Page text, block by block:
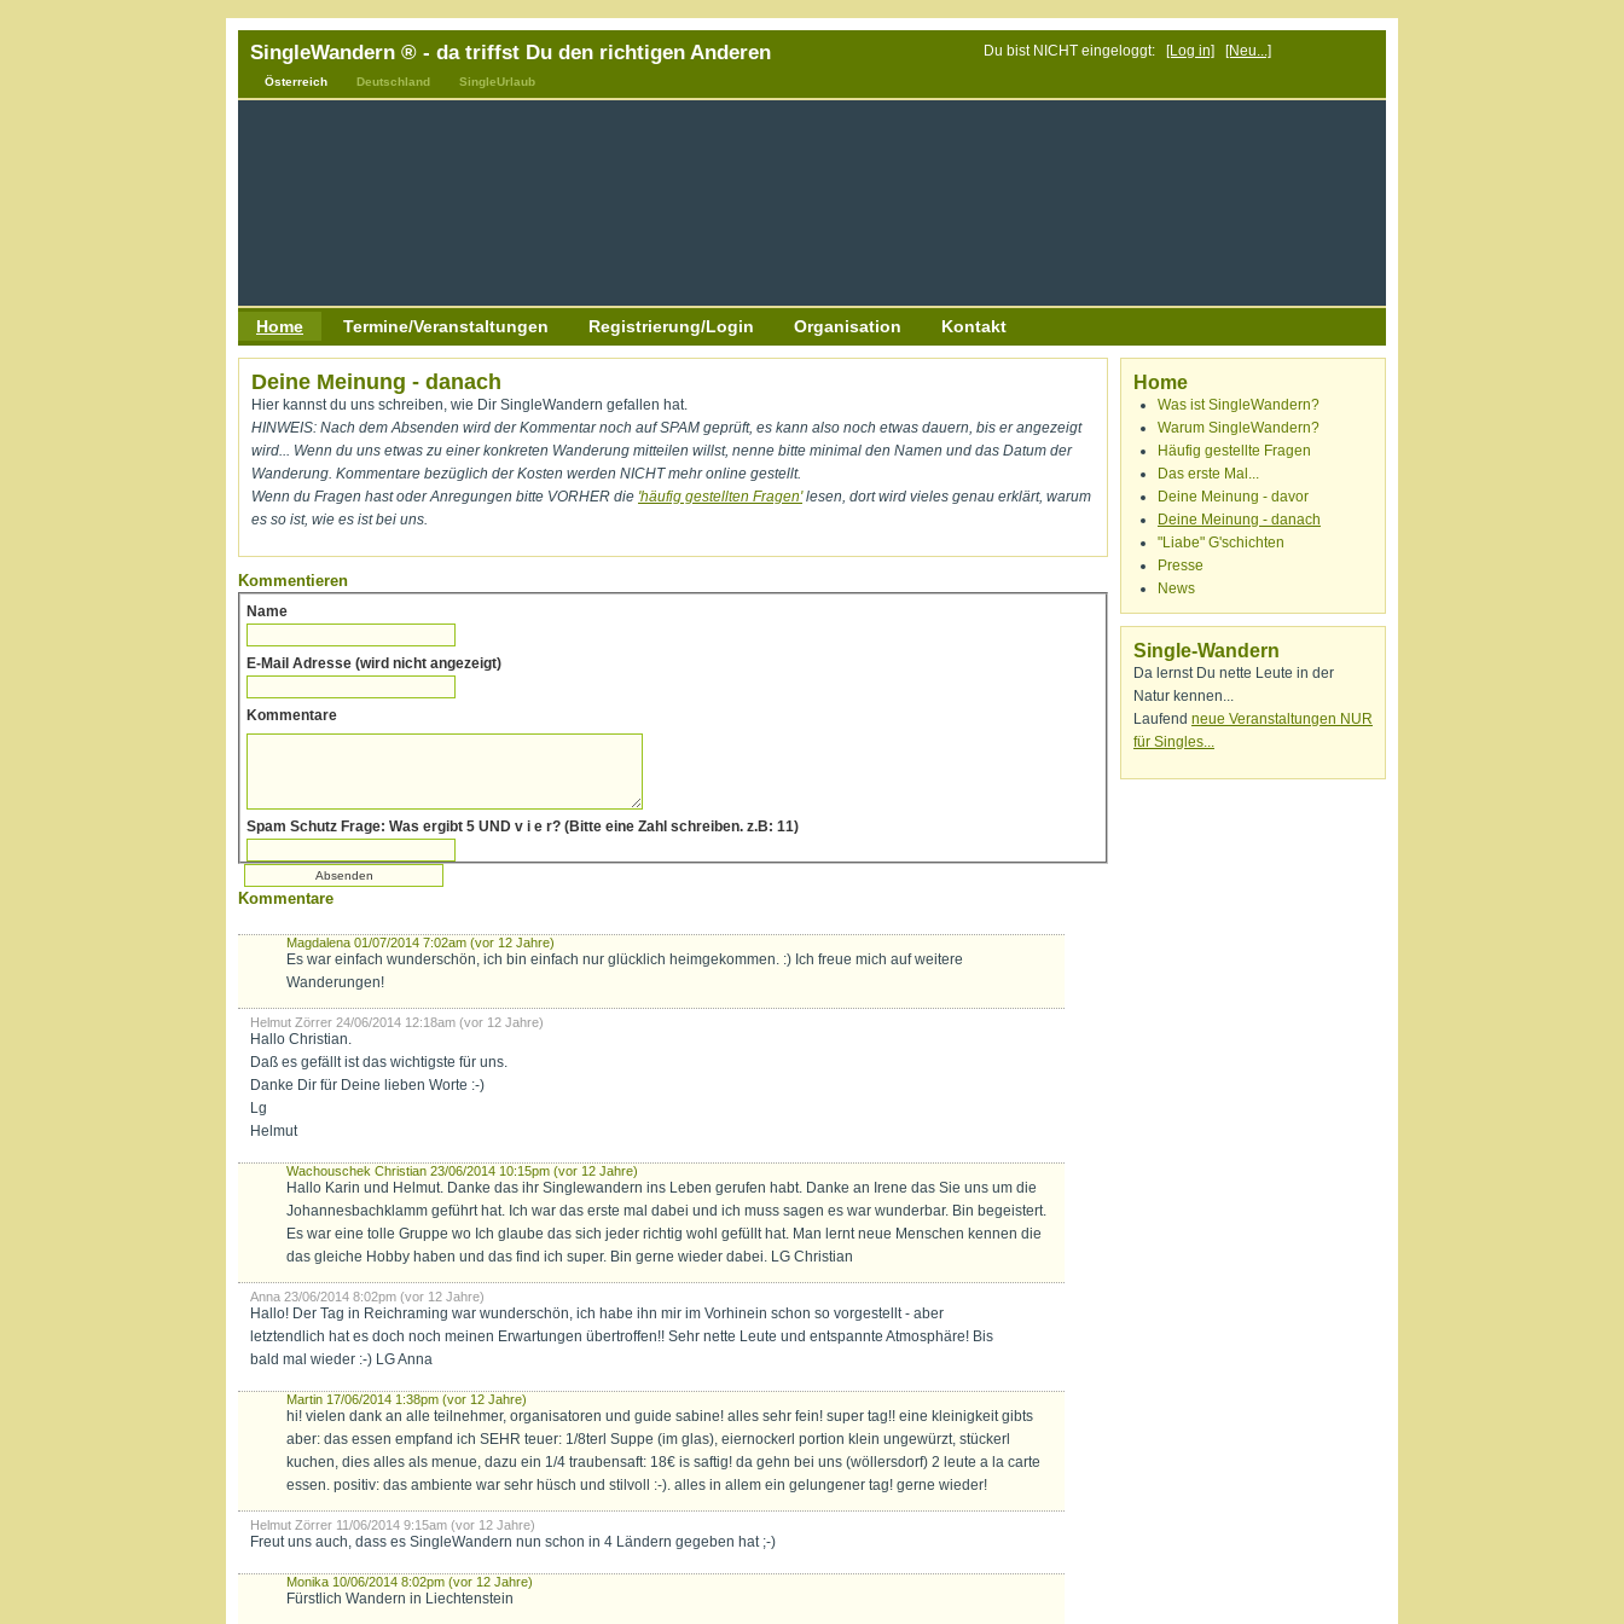
SingleWandern ® - da triffst Du den richtigen Anderen Du bist NICHT eingeloggt: [Log in] [Neu...]
Österreich Deutschland SingleUrlaub
Home Termine/Veranstaltungen Registrierung/Login Organisation Kontakt
Deine Meinung - danach
Hier kannst du uns schreiben, wie Dir SingleWandern gefallen hat.
HINWEIS: Nach dem Absenden wird der Kommentar noch auf SPAM geprüft, es kann also noch etwas dauern, bis er angezeigt
wird... Wenn du uns etwas zu einer konkreten Wanderung mitteilen willst, nenne bitte minimal den Namen und das Datum der
Wanderung. Kommentare bezüglich der Kosten werden NICHT mehr online gestellt.
Wenn du Fragen hast oder Anregungen bitte VORHER die 'häufig gestellten Fragen'lesen, dort wird vieles genau erklärt, warum
es so ist, wie es ist bei uns.
Kommentieren
Name
E-Mail Adresse (wird nicht angezeigt)
Kommentare
Spam Schutz Frage: Was ergibt 5 UND v i e r? (Bitte eine Zahl schreiben. z.B: 11)
Kommentare
Magdalena 01/07/2014 7:02am (vor 12 Jahre)
Es war einfach wunderschön, ich bin einfach nur glücklich heimgekommen. :) Ich freue mich auf weitere
Wanderungen!
Helmut Zörrer 24/06/2014 12:18am (vor 12 Jahre)
Hallo Christian.
Daß es gefällt ist das wichtigste für uns.
Danke Dir für Deine lieben Worte :-)
Lg
Helmut
Wachouschek Christian 23/06/2014 10:15pm (vor 12 Jahre)
Hallo Karin und Helmut. Danke das ihr Singlewandern ins Leben gerufen habt. Danke an Irene das Sie uns um die
Johannesbachklamm geführt hat. Ich war das erste mal dabei und ich muss sagen es war wunderbar. Bin begeistert.
Es war eine tolle Gruppe wo Ich glaube das sich jeder richtig wohl gefüllt hat. Man lernt neue Menschen kennen die
das gleiche Hobby haben und das find ich super. Bin gerne wieder dabei. LG Christian
Anna 23/06/2014 8:02pm (vor 12 Jahre)
Hallo! Der Tag in Reichraming war wunderschön, ich habe ihn mir im Vorhinein schon so vorgestellt - aber
letztendlich hat es doch noch meinen Erwartungen übertroffen!! Sehr nette Leute und entspannte Atmosphäre! Bis
bald mal wieder :-) LG Anna
Martin 17/06/2014 1:38pm (vor 12 Jahre)
hi! vielen dank an alle teilnehmer, organisatoren und guide sabine! alles sehr fein! super tag!! eine kleinigkeit gibts
aber: das essen empfand ich SEHR teuer: 1/8terl Suppe (im glas), eiernockerl portion klein ungewürzt, stückerl
kuchen, dies alles als menue, dazu ein 1/4 traubensaft: 18€ is saftig! da gehn bei uns (wöllersdorf) 2 leute a la carte
essen. positiv: das ambiente war sehr hüsch und stilvoll :-). alles in allem ein gelungener tag! gerne wieder!
Helmut Zörrer 11/06/2014 9:15am (vor 12 Jahre)
Freut uns auch, dass es SingleWandern nun schon in 4 Ländern gegeben hat ;-)
Monika 10/06/2014 8:02pm (vor 12 Jahre)
Fürstlich Wandern in Liechtenstein
Home
Was ist SingleWandern?
Warum SingleWandern?
Häufig gestellte Fragen
Das erste Mal...
Deine Meinung - davor
Deine Meinung - danach
"Liabe" G'schichten
Presse
News
Single-Wandern
Da lernst Du nette Leute in der
Natur kennen...
Laufend neue Veranstaltungen NUR
für Singles...